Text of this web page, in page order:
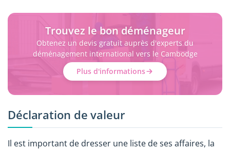
Trouvez le bon déménageur
Obtenez un devis gratuit auprès d'experts du
déménagement international vers le Cambodge
Plus d'informations
Déclaration de valeur
Il est important de dresser une liste de ses affaires, la